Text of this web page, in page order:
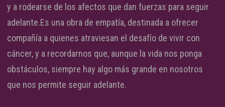
y a rodearse de los afectos que dan fuerzas para seguir
adelante.Es una obra de empatía, destinada a ofrecer
compañía a quienes atraviesan el desafío de vivir con
cáncer, y a recordarnos que, aunque la vida nos ponga
obstáculos, siempre hay algo más grande en nosotros
que nos permite seguir adelante.